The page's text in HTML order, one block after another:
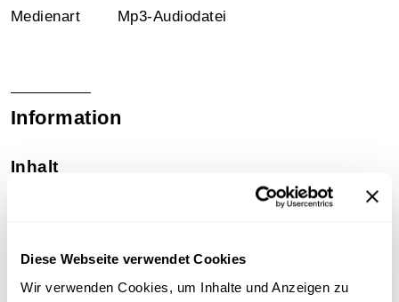
Diese Webseite verwendet Cookies
Wir verwenden Cookies, um Inhalte und Anzeigen zu
Medienart Mp3-Audiodatei
Information
Inhalt
Das Reizgas schädigt die Gesundheit und die
die Umwelt. Ö1 Mittagsjournal [Ausschnitt].